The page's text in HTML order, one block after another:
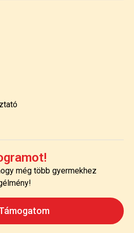
még több gyermekhez